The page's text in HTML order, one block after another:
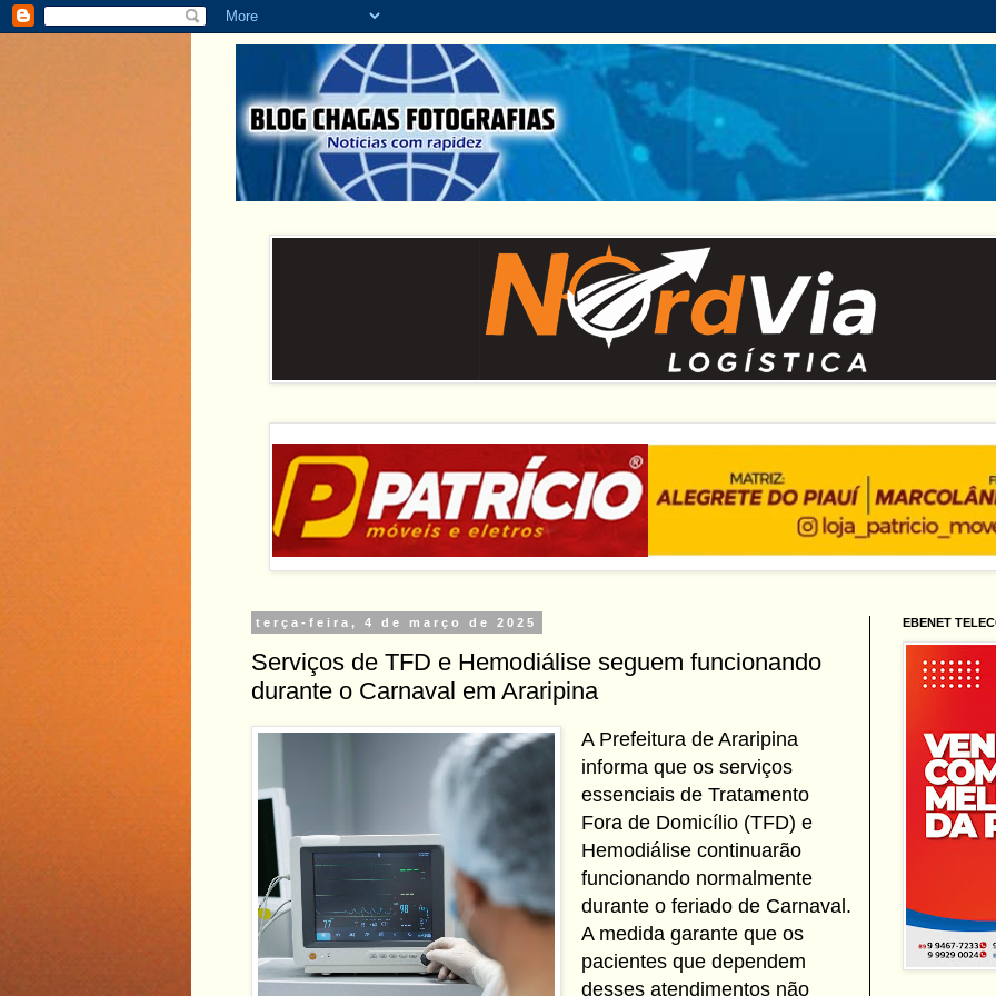
terça-feira, 4 de março de 2025
Serviços de TFD e Hemodiálise seguem funcionando
durante o Carnaval em Araripina
A Prefeitura de Araripina
informa que os serviços
essenciais de Tratamento
Fora de Domicílio (TFD) e
Hemodiálise continuarão
funcionando normalmente
durante o feriado de Carnaval.
A medida garante que os
pacientes que dependem
desses atendimentos não
EBENET